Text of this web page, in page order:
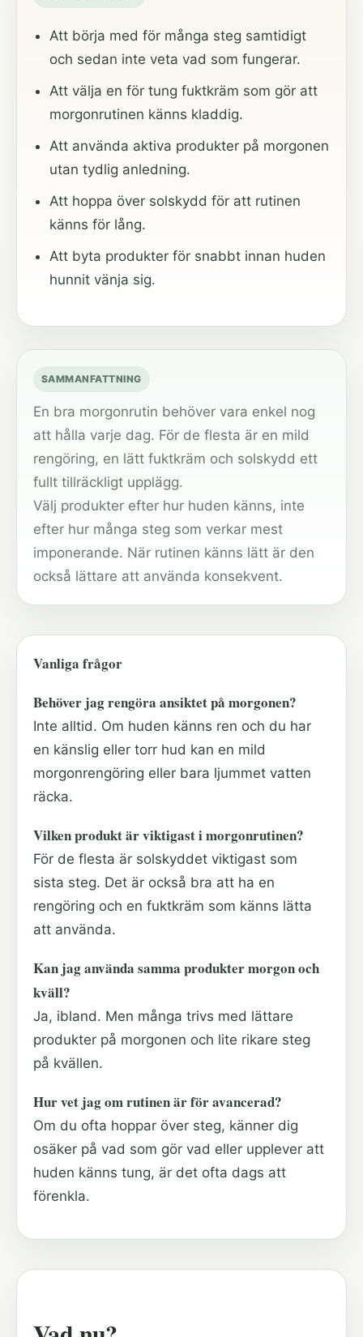
Att börja med för många steg samtidigt
och sedan inte veta vad som fungerar.
Att välja en för tung fuktkräm som gör att
morgonrutinen känns kladdig.
Att använda aktiva produkter på morgonen
utan tydlig anledning.
Att hoppa över solskydd för att rutinen
känns för lång.
Att byta produkter för snabbt innan huden
hunnit vänja sig.
SAMMANFATTNING
En bra morgonrutin behöver vara enkel nog
att hålla varje dag. För de flesta är en mild
rengöring, en lätt fuktkräm och solskydd ett
fullt tillräckligt upplägg.
Välj produkter efter hur huden känns, inte
efter hur många steg som verkar mest
imponerande. När rutinen känns lätt är den
också lättare att använda konsekvent.
Vanliga frågor
Behöver jag rengöra ansiktet på morgonen?
Inte alltid. Om huden känns ren och du har
en känslig eller torr hud kan en mild
morgonrengöring eller bara ljummet vatten
räcka.
Vilken produkt är viktigast i morgonrutinen?
För de flesta är solskyddet viktigast som
sista steg. Det är också bra att ha en
rengöring och en fuktkräm som känns lätta
att använda.
Kan jag använda samma produkter morgon och
kväll?
Ja, ibland. Men många trivs med lättare
produkter på morgonen och lite rikare steg
på kvällen.
Hur vet jag om rutinen är för avancerad?
Om du ofta hoppar över steg, känner dig
osäker på vad som gör vad eller upplever att
huden känns tung, är det ofta dags att
förenkla.